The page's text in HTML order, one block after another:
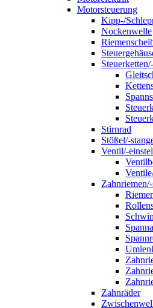
Motorsteuerung
Kipp-/
Nockenwelle
Stirnrad
Stößel/-
Ventil/-
Zahnräder